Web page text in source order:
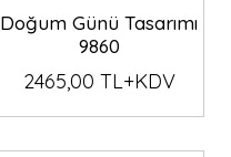
Doğum Günü Tasarımı
9860
2465,00 TL+KDV